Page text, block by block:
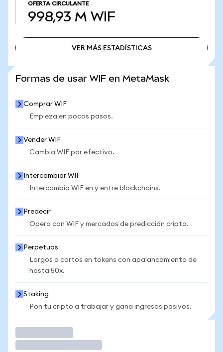
OFERTA CIRCULANTE
998,93 M WIF
VER MÁS ESTADÍSTICAS
Formas de usar WIF en MetaMask
Comprar WIF
Empieza en pocos pasos.
Vender WIF
Cambia WIF por efectivo.
Intercambiar WIF
Intercambia WIF en y entre blockchains.
Predecir
Opera con WIF y mercados de predicción cripto.
Perpetuos
Largos o cortos en tokens con apalancamiento de
hasta 50x.
Staking
Pon tu cripto a trabajar y gana ingresos pasivos.